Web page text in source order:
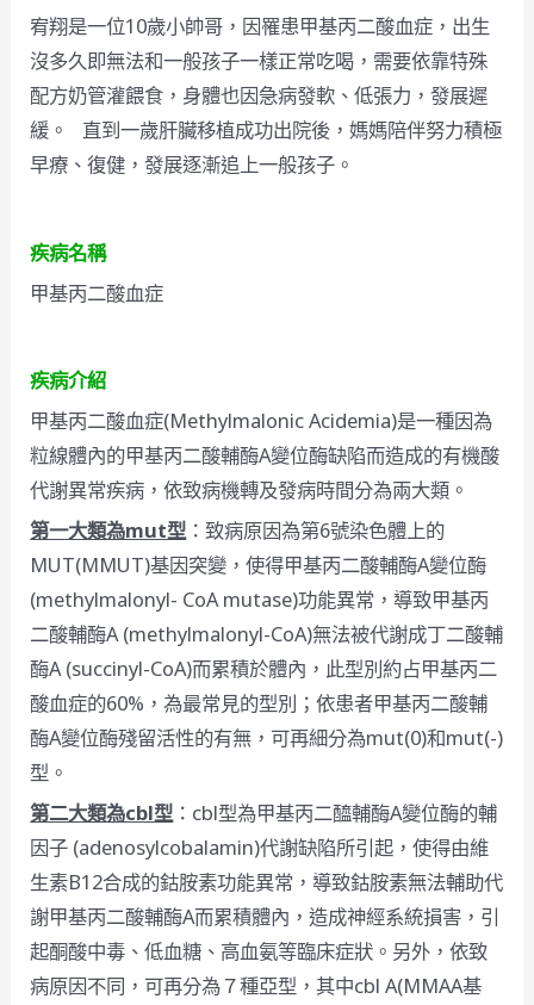
宥翔是一位10歲小帥哥，因罹患甲基丙二酸血症，出生
沒多久即無法和一般孩子一樣正常吃喝，需要依靠特殊
配方奶管灌餵食，身體也因急病發軟、低張力，發展遲
緩。 直到一歲肝臟移植成功出院後，媽媽陪伴努力積極
早療、復健，發展逐漸追上一般孩子。
疾病名稱
甲基丙二酸血症
疾病介紹
甲基丙二酸血症(Methylmalonic Acidemia)是一種因為
粒線體內的甲基丙二酸輔酶A變位酶缺陷而造成的有機酸
代謝異常疾病，依致病機轉及發病時間分為兩大類。
第一大類為mut型：致病原因為第6號染色體上的
MUT(MMUT)基因突變，使得甲基丙二酸輔酶A變位酶
(methylmalonyl- CoA mutase)功能異常，導致甲基丙
二酸輔酶A (methylmalonyl-CoA)無法被代謝成丁二酸輔
酶A (succinyl-CoA)而累積於體內，此型別約占甲基丙二
酸血症的60%，為最常見的型別；依患者甲基丙二酸輔
酶A變位酶殘留活性的有無，可再細分為mut(0)和mut(-)
型。
第二大類為cbl型：cbl型為甲基丙二醯輔酶A變位酶的輔
因子 (adenosylcobalamin)代謝缺陷所引起，使得由維
生素B12合成的鈷胺素功能異常，導致鈷胺素無法輔助代
謝甲基丙二酸輔酶A而累積體內，造成神經系統損害，引
起酮酸中毒、低血糖、高血氨等臨床症狀。另外，依致
病原因不同，可再分為７種亞型，其中cbl A(MMAA基